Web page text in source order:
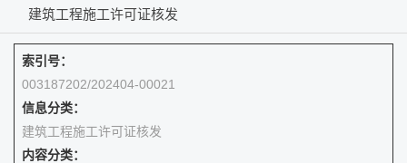
建筑工程施工许可证核发
索引号：
003187202/202404-00021
信息分类：
建筑工程施工许可证核发
内容分类：